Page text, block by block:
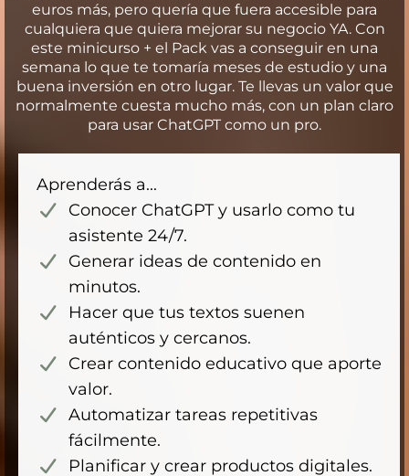
euros más, pero quería que fuera accesible para
cualquiera que quiera mejorar su negocio YA. Con
este minicurso + el Pack vas a conseguir en una
semana lo que te tomaría meses de estudio y una
buena inversión en otro lugar. Te llevas un valor que
normalmente cuesta mucho más, con un plan claro
para usar ChatGPT como un pro.
Aprenderás a...
Conocer ChatGPT y usarlo como tu
asistente 24/7.
Generar ideas de contenido en
minutos.
Hacer que tus textos suenen
auténticos y cercanos.
Crear contenido educativo que aporte
valor.
Automatizar tareas repetitivas
fácilmente.
Planificar y crear productos digitales.